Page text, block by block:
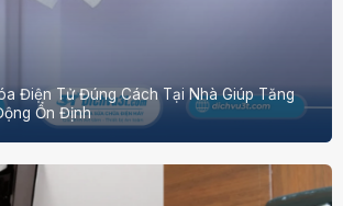
Điện Tử Đúng Cách Tại Nhà Giúp Tăng
Ổn Định